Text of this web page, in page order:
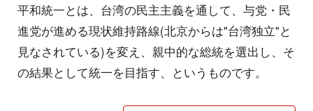
平和統一とは、台湾の民主主義を通して、与党・民
進党が進める現状維持路線(北京からは"台湾独立"と
見なされている)を変え、親中的な総統を選出し、そ
の結果として統一を目指す、というものです。